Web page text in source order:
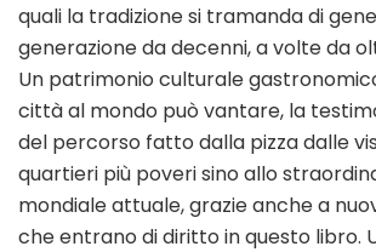
quali la tradizione si tramanda di
generazione da decenni, a volte da
Un patrimonio culturale
città al mondo può vantare, la
del percorso fatto dalla pizza dalle
quartieri più poveri sino allo
mondiale attuale, grazie anche a
che entrano di diritto in questo libro.